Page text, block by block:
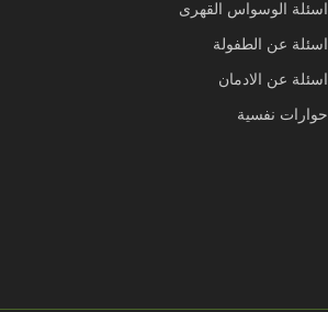
اسئلة الوسواس القهرى
اسئلة عن الطفولة
اسئلة عن الادمان
حوارات نفسية